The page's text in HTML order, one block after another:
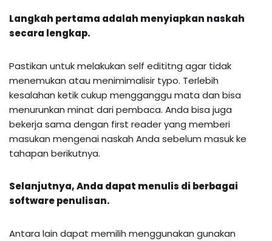
Langkah pertama adalah menyiapkan naskah
secara lengkap.
Pastikan untuk melakukan self edititng agar tidak
menemukan atau menimimalisir typo. Terlebih
kesalahan ketik cukup mengganggu mata dan bisa
menurunkan minat dari pembaca. Anda bisa juga
bekerja sama dengan first reader yang memberi
masukan mengenai naskah Anda sebelum masuk ke
tahapan berikutnya.
Selanjutnya, Anda dapat menulis di berbagai
software penulisan.
Antara lain dapat memilih menggunakan gunakan